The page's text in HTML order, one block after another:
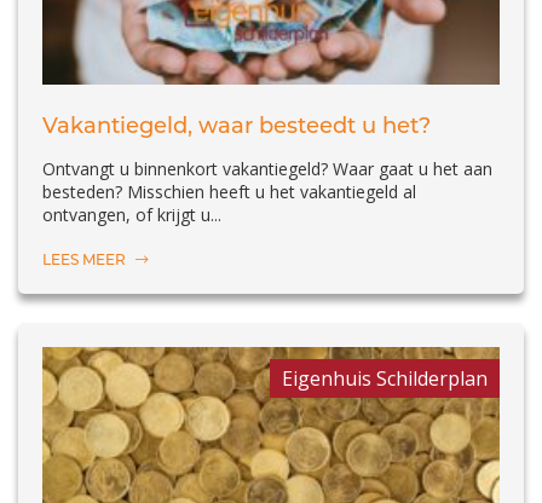
Vakantiegeld, waar besteedt u het?
Ontvangt u binnenkort vakantiegeld? Waar gaat u het aan
besteden? Misschien heeft u het vakantiegeld al
ontvangen, of krijgt u...
LEES MEER
Eigenhuis Schilderplan